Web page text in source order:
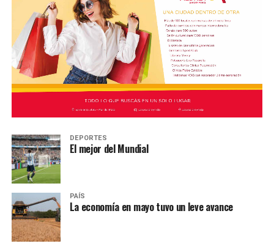
DEPORTES
El mejor del Mundial
PAÍS
La economía en mayo tuvo un leve avance